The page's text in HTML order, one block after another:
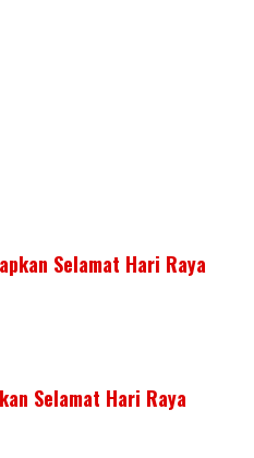
Selamat Hari Raya
Selamat Hari Raya